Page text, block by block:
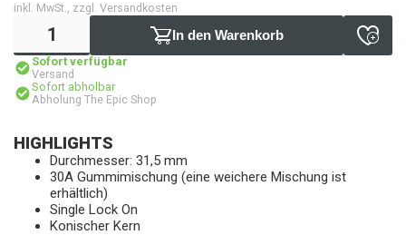
inkl. MwSt., zzgl. Versandkosten
In den Warenkorb
Sofort verfügbar
Versand
Sofort abholbar
Abholung The Epic Shop
HIGHLIGHTS
Durchmesser: 31,5 mm
30A Gummimischung (eine weichere Mischung ist
erhältlich)
Single Lock On
Konischer Kern